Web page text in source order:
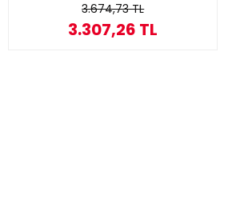
3.674,73 TL
3.307,26 TL